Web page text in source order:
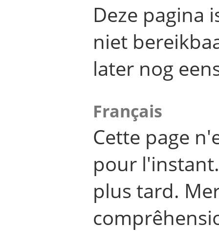
Deze pagina
niet
later nog
Français
Cette page
pour
plus tard.